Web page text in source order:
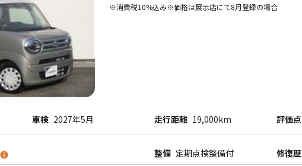
※消費税10%込み※価格は展示店にて8月登録の場合
車検 2027年5月 走行距離 19,000km 評価点
整備 定期点検整備付 修復歴